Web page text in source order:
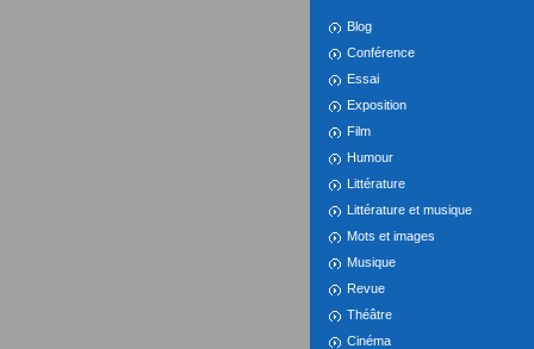
Blog
Conférence
Essai
Exposition
Film
Humour
Littérature
Littérature et musique
Mots et images
Musique
Revue
Théâtre
Cinéma